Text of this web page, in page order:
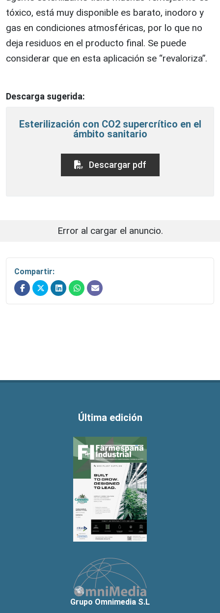
tóxico, está muy disponible es barato, inodoro y
gas en condiciones atmosféricas, por lo que no
deja residuos en el producto final. Se puede
considerar que en esta aplicación se “revaloriza”.
Descarga sugerida:
Esterilización con CO2 supercrítico en el
ámbito sanitario
Descargar pdf
Error al cargar el anuncio.
Compartir:
Última edición
Grupo Omnimedia S.L